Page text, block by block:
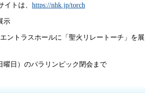
イトは、 https://nhk.jp/torch
示
ントラスホールに「聖火リレートーチ」を展
曜日）のパラリンピック閉会まで